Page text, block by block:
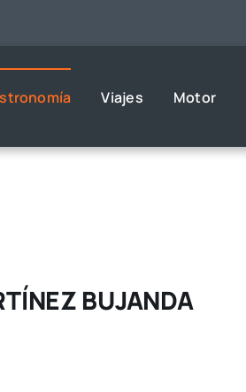
Viajes Motor
BUJANDA